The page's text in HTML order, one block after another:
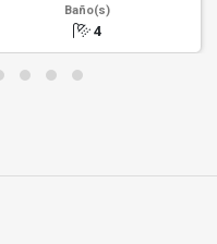
Baño(s)
4